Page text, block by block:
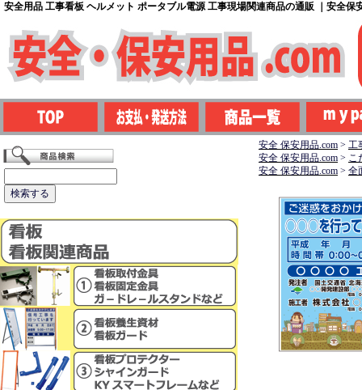
安全用品 工事看板 ヘルメット ポータブル電源 工事現場関連商品の通販 ｜安全保
安全 保安用品.com > 工
安全 保安用品.com > こ
安全 保安用品.com > 全